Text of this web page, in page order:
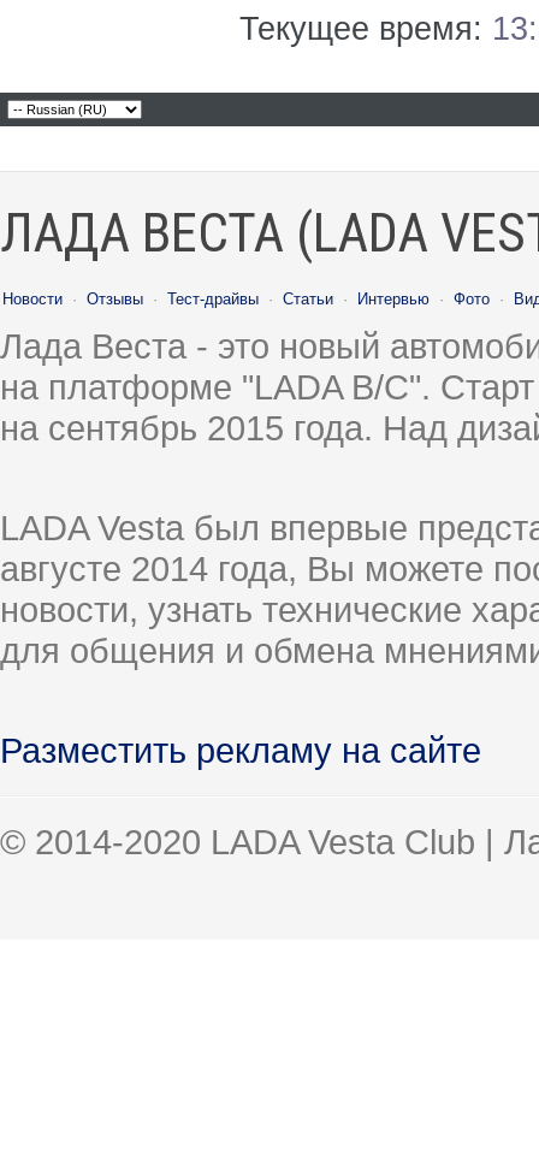
Текущее время:
ЛАДА ВЕСТА (LADA
Новости · Отзывы · Тест-драйвы · Статьи · Интервью · Фото ·
Лада Веста - это новый
на платформе "LADA B/C".
на сентябрь 2015 года. Над
LADA Vesta был впервые
августе 2014 года, Вы можете
новости, узнать технические
для общения и обмена
Разместить рекламу на сайте
© 2014-2020 LADA Vesta Club |